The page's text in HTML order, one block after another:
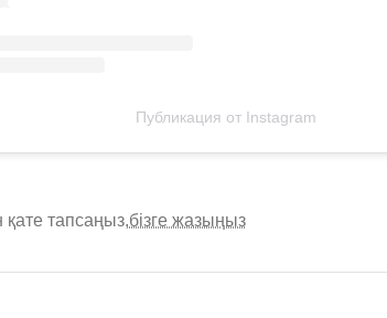
Публикация от Instagram
қате тапсаңыз,бізге жазыңыз